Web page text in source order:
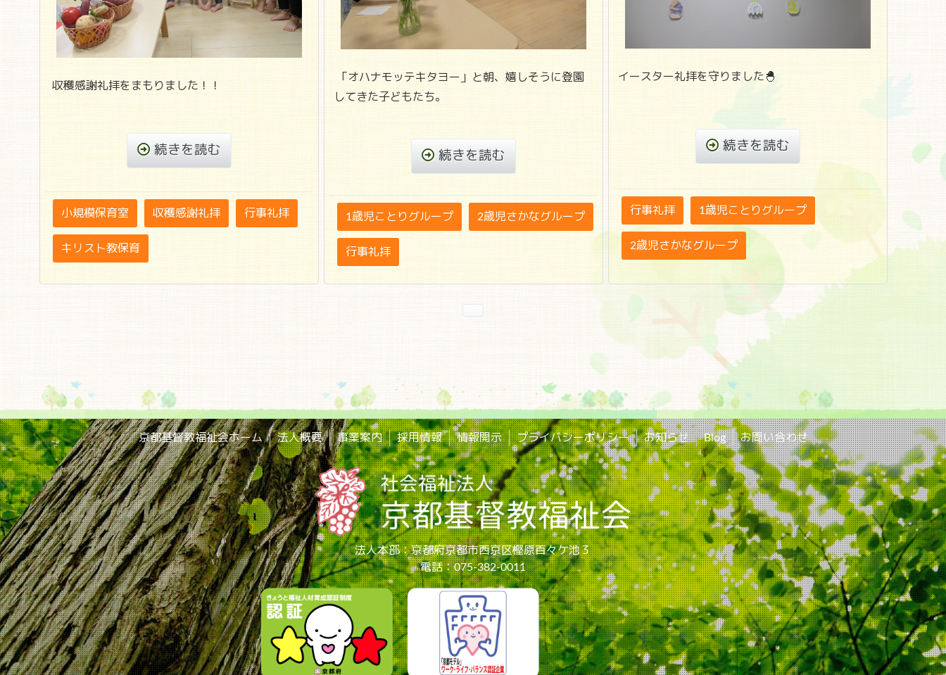
収穫感謝礼拝をまもりました！！
続きを読む
小規模保育室 収穫感謝礼拝 行事礼拝
キリスト教保育
「オハナモッテキタヨー」と朝、嬉しそうに登園
してきた子どもたち。
続きを読む
1歳児ことりグループ 2歳児さかなグループ
行事礼拝
イースター礼拝を守りました🐣
続きを読む
行事礼拝 1歳児ことりグループ
2歳児さかなグループ
京都基督教福祉会ホーム 法人概要 事業案内 採用情報 情報開示 プライバシーポリシー お知らせ Blog お問い合わせ
法人本部：京都府京都市西京区樫原百々ケ池３
電話：075-382-0011